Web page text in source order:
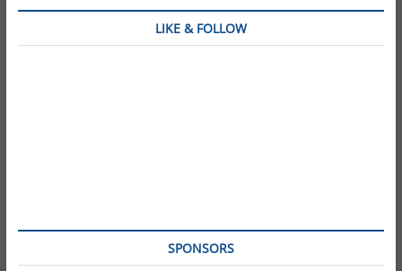
LIKE & FOLLOW
SPONSORS